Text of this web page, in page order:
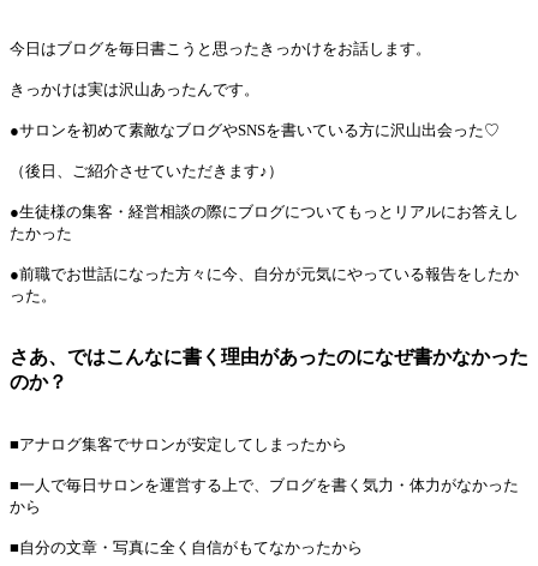
今日はブログを毎日書こうと思ったきっかけをお話します。
きっかけは実は沢山あったんです。
●サロンを初めて素敵なブログやSNSを書いている方に沢山出会った♡
（後日、ご紹介させていただきます♪）
●生徒様の集客・経営相談の際にブログについてもっとリアルにお答えし
たかった
●前職でお世話になった方々に今、自分が元気にやっている報告をしたか
った。
さあ、ではこんなに書く理由があったのになぜ書かなかった
のか？
■アナログ集客でサロンが安定してしまったから
■一人で毎日サロンを運営する上で、ブログを書く気力・体力がなかった
から
■自分の文章・写真に全く自信がもてなかったから